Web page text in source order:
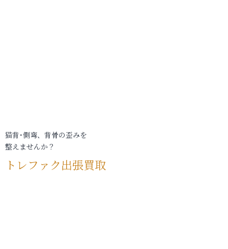
猫背･側弯、背骨の歪みを
整えませんか？
トレファク出張買取